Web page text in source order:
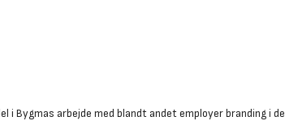
i Bygmas arbejde med blandt andet employer branding i de